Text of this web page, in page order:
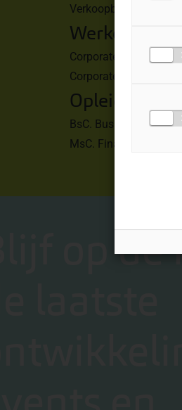
Verkoopbegeleiding.
Werkervaring:
Corporate Finance
Corporate Finance
Opleiding:
BsC. Business
MsC. Finance /
Blijf op